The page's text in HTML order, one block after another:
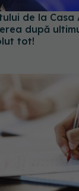
de la Casa
după
tot!